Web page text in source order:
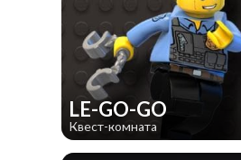
LE-GO-GO
Квест-комната